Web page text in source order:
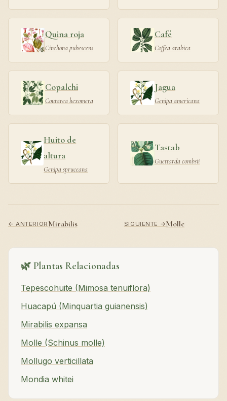
Quina roja
Cinchona pubescens
Café
Coffea arabica
Copalchi
Coutarea hexomera
Jagua
Genipa americana
Huito de
altura
Genipa spruceana
Tastab
Guettarda combsii
← ANTERIOR Mirabilis SIGUIENTE →Molle
🌿 Plantas Relacionadas
Tepescohuite (Mimosa tenuiflora)
Huacapú (Minquartia guianensis)
Mirabilis expansa
Molle (Schinus molle)
Mollugo verticillata
Mondia whitei